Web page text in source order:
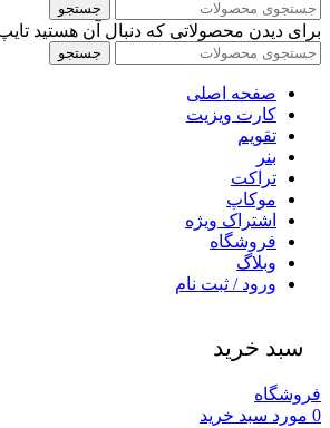
جستجو
برای دیدن محصولاتی که دنبال آن هستید
جستجو
صفحه اصلی
کارت ویزیت
تقویم
بنر
تراکت
موکاپ
اشتراک ویژه
فروشگاه
وبلاگ
ورود / ثبت نام
سبد خرید
فروشگاه
0 مورد سبد خرید